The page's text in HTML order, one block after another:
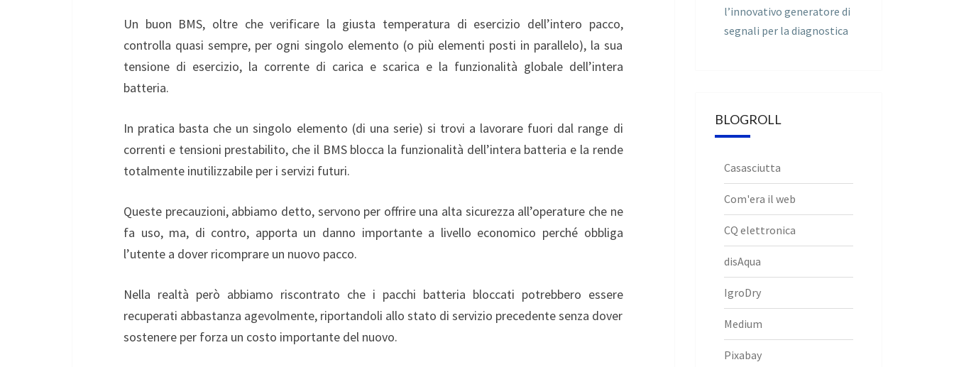
Un buon BMS, oltre che verificare la giusta temperatura di esercizio dell’intero pacco,
controlla quasi sempre, per ogni singolo elemento (o più elementi posti in parallelo), la sua
tensione di esercizio, la corrente di carica e scarica e la funzionalità globale dell’intera
batteria.
In pratica basta che un singolo elemento (di una serie) si trovi a lavorare fuori dal range di
correnti e tensioni prestabilito, che il BMS blocca la funzionalità dell’intera batteria e la rende
totalmente inutilizzabile per i servizi futuri.
Queste precauzioni, abbiamo detto, servono per offrire una alta sicurezza all’operature che ne
fa uso, ma, di contro, apporta un danno importante a livello economico perché obbliga
l’utente a dover ricomprare un nuovo pacco.
Nella realtà però abbiamo riscontrato che i pacchi batteria bloccati potrebbero essere
recuperati abbastanza agevolmente, riportandoli allo stato di servizio precedente senza dover
sostenere per forza un costo importante del nuovo.
l’innovativo generatore di
segnali per la diagnostica
BLOGROLL
Casasciutta
Com'era il web
CQ elettronica
disAqua
IgroDry
Medium
Pixabay